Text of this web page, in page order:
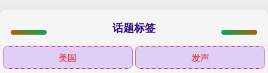
话题标签
美国 发声